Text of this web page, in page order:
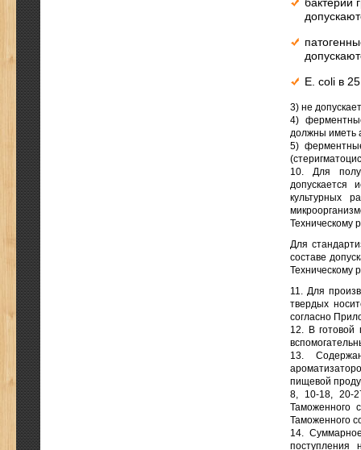
Е. coli в
3) не
4)
должны иметь
5)
10. Для
допускается
культурных
Техническому
Для
составе
Техническому
11. Для
твердых
согласно
12. В готовой
13.
пищевой
8, 10-18, 20-
Таможенного
Таможенного
14.
поступления